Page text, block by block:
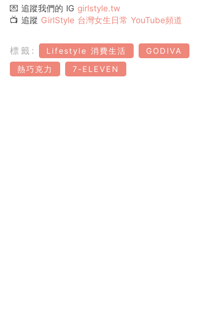
💌 追蹤我們的 IG girlstyle.tw
📺 追蹤 GirlStyle 台灣女生日常 YouTube頻道
標籤: Lifestyle 消費生活
GODIVA
熱巧克力
7-ELEVEN